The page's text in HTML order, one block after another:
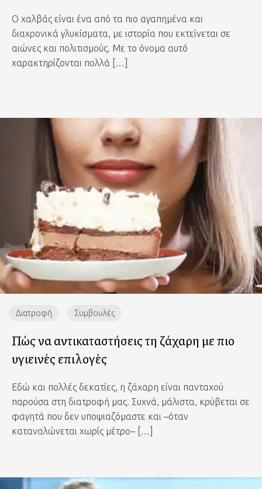
Ο χαλβάς είναι ένα από τα πιο αγαπημένα και
διαχρονικά γλυκίσματα, με ιστορία που εκτείνεται σε
αιώνες και πολιτισμούς. Με το όνομα αυτό
χαρακτηρίζονται πολλά […]
Διατροφή Συμβουλές
Πώς να αντικαταστήσεις τη ζάχαρη με πιο
υγιεινές επιλογές
Εδώ και πολλές δεκατίες, η ζάχαρη είναι πανταχού
παρούσα στη διατροφή μας. Συχνά, μάλιστα, κρύβεται σε
φαγητά που δεν υποψιαζόμαστε και –όταν
καταναλώνεται χωρίς μέτρο– […]